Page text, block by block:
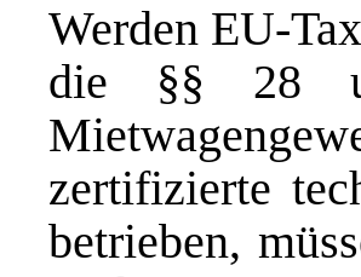
Werden EU-
die §§ 28
zertifizierte
betrieben,